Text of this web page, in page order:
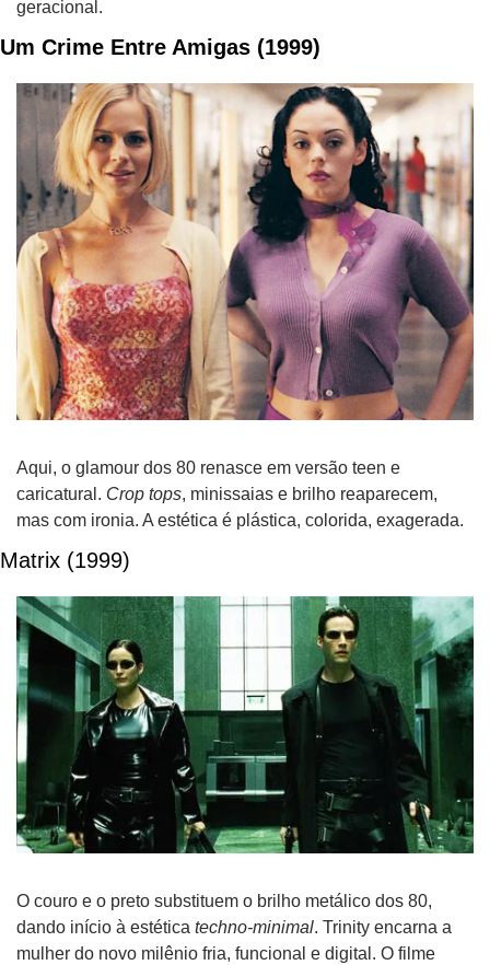
geracional.
Um Crime Entre Amigas (1999)
Aqui, o glamour dos 80 renasce em versão teen e
caricatural. Crop tops, minissaias e brilho reaparecem,
mas com ironia. A estética é plástica, colorida, exagerada.
Matrix (1999)
O couro e o preto substituem o brilho metálico dos 80,
dando início à estética techno-minimal. Trinity encarna a
mulher do novo milênio fria, funcional e digital. O filme